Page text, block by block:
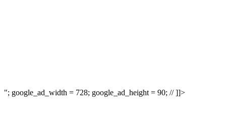
"; google_ad_width = 728; google_ad_height = 90; // ]]>